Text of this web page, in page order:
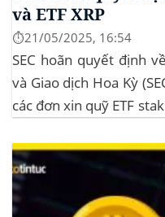
và ETF XRP
⏱️21/05/2025, 16:54
SEC hoãn quyết định
và Giao dịch Hoa Kỳ
các đơn xin quỹ ETF
10/2025 để thu thập